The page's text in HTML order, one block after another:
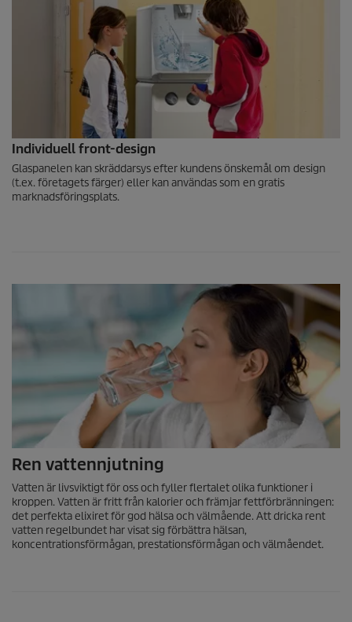
Individuell front-design
Glaspanelen kan skräddarsys efter kundens önskemål om design
(t.ex. företagets färger) eller kan användas som en gratis
marknadsföringsplats.
Ren vattennjutning
Vatten är livsviktigt för oss och fyller flertalet olika funktioner i
kroppen. Vatten är fritt från kalorier och främjar fettförbränningen:
det perfekta elixiret för god hälsa och välmående. Att dricka rent
vatten regelbundet har visat sig förbättra hälsan,
koncentrationsförmågan, prestationsförmågan och välmåendet.